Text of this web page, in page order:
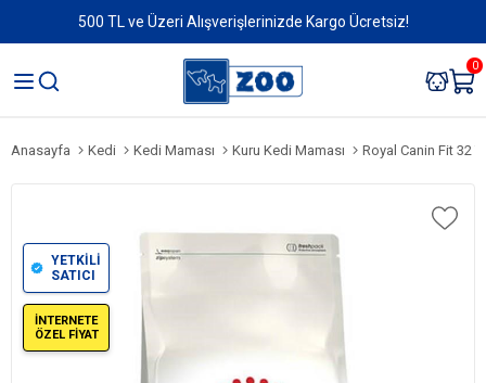
500 TL ve Üzeri Alışverişlerinizde Kargo Ücretsiz!
0
Anasayfa Kedi Kedi Maması Kuru Kedi Maması Royal Canin Fit 32
YETKİLİ
SATICI
İNTERNETE
ÖZEL FİYAT